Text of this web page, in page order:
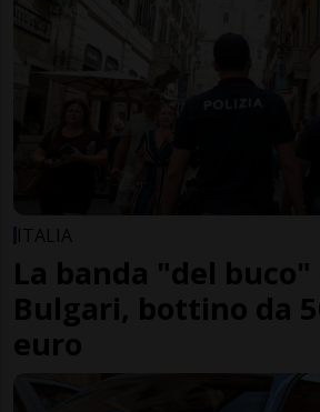
ITALIA
La banda "del buco"
Bulgari, bottino da
euro